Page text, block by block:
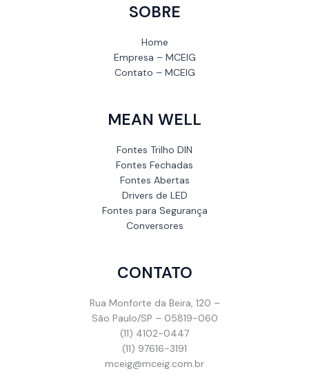
SOBRE
Home
Empresa – MCEIG
Contato – MCEIG
MEAN WELL
Fontes Trilho DIN
Fontes Fechadas
Fontes Abertas
Drivers de LED
Fontes para Segurança
Conversores
CONTATO
Rua Monforte da Beira, 120 –
São Paulo/SP – 05819-060
(11) 4102-0447
(11) 97616-3191
mceig@mceig.com.br